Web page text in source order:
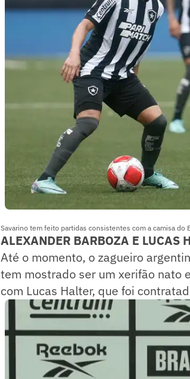
Savarino tem feito partidas consistentes com a camisa do
ALEXANDER BARBOZA E LUCAS
Até o momento, o zagueiro
tem mostrado ser um xerifão nato
com Lucas Halter, que foi